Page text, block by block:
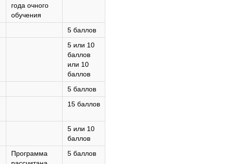
года очного
обучения
5 баллов
5 или 10
баллов
или 10
баллов
5 баллов
15 баллов
5 или 10
баллов
Программа
5 баллов